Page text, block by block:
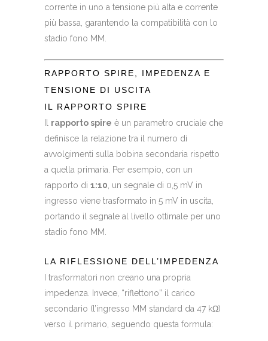
corrente in uno a tensione più alta e corrente
più bassa, garantendo la compatibilità con lo
stadio fono MM.
RAPPORTO SPIRE, IMPEDENZA E
TENSIONE DI USCITA
IL RAPPORTO SPIRE
Il rapporto spire è un parametro cruciale che
definisce la relazione tra il numero di
avvolgimenti sulla bobina secondaria rispetto
a quella primaria. Per esempio, con un
rapporto di 1:10, un segnale di 0,5 mV in
ingresso viene trasformato in 5 mV in uscita,
portando il segnale al livello ottimale per uno
stadio fono MM.
LA RIFLESSIONE DELL’IMPEDENZA
I trasformatori non creano una propria
impedenza. Invece, “riflettono” il carico
secondario (l’ingresso MM standard da 47 kΩ)
verso il primario, seguendo questa formula: